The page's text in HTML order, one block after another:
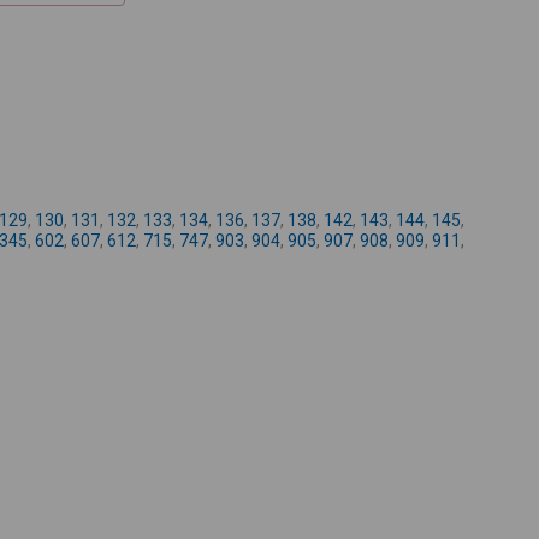
129, 130, 131 , 132, 133, 134, 136, 137, 138, 142, 143, 144, 145,
345, 602, 607, 612, 715, 747, 903, 904, 905, 907, 908, 909, 911 ,